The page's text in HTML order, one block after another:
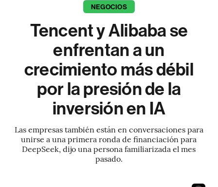
NEGOCIOS
Tencent y Alibaba se
enfrentan a un
crecimiento más débil
por la presión de la
inversión en IA
Las empresas también están en conversaciones para
unirse a una primera ronda de financiación para
DeepSeek, dijo una persona familiarizada el mes
pasado.